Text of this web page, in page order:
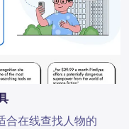
合在线查找人物的